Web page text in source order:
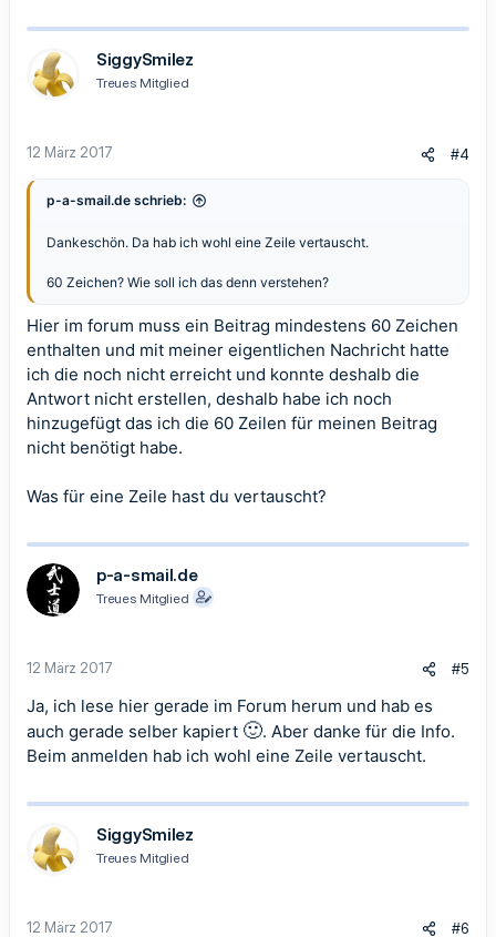
SiggySmilez
Treues Mitglied
12 März 2017 #4
p-a-smail.de schrieb:
Dankeschön. Da hab ich wohl eine Zeile vertauscht.
60 Zeichen? Wie soll ich das denn verstehen?
Hier im forum muss ein Beitrag mindestens 60 Zeichen
enthalten und mit meiner eigentlichen Nachricht hatte
ich die noch nicht erreicht und konnte deshalb die
Antwort nicht erstellen, deshalb habe ich noch
hinzugefügt das ich die 60 Zeilen für meinen Beitrag
nicht benötigt habe.
Was für eine Zeile hast du vertauscht?
p-a-smail.de
Treues Mitglied
12 März 2017 #5
Ja, ich lese hier gerade im Forum herum und hab es
auch gerade selber kapiert 🙂. Aber danke für die Info.
Beim anmelden hab ich wohl eine Zeile vertauscht.
SiggySmilez
Treues Mitglied
12 März 2017 #6